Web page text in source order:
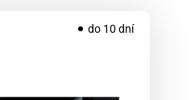
do 10 dní